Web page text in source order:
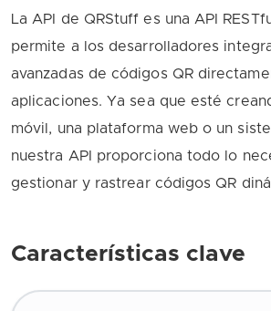
La API de QRStuff es una API
permite a los desarrolladores
avanzadas de códigos QR
aplicaciones. Ya sea que esté
móvil, una plataforma web o un
nuestra API proporciona todo lo
gestionar y rastrear códigos QR
Características clave